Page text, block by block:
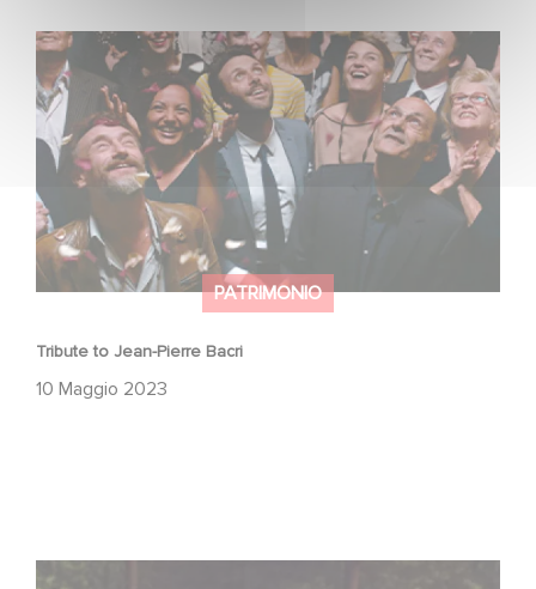
PATRIMONIO
Tribute to Jean-Pierre Bacri
10 Maggio 2023
Tribute to Jean-Pierre Bacri
Au revoir Michel Piccoli !